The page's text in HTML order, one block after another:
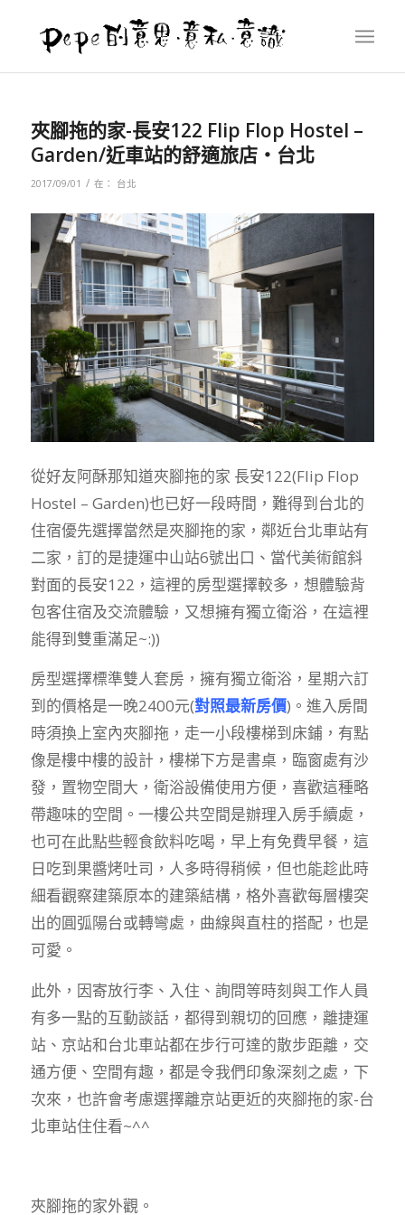
夾腳拖的家-長安122 Flip Flop Hostel –
Garden/近車站的舒適旅店‧台北
2017/09/01 / 在： 台北
從好友阿酥那知道夾腳拖的家 長安122(Flip Flop
Hostel – Garden)也已好一段時間，難得到台北的
住宿優先選擇當然是夾腳拖的家，鄰近台北車站有
二家，訂的是捷運中山站6號出口、當代美術館斜
對面的長安122，這裡的房型選擇較多，想體驗背
包客住宿及交流體驗，又想擁有獨立衛浴，在這裡
能得到雙重滿足~:))
房型選擇標準雙人套房，擁有獨立衛浴，星期六訂
到的價格是一晚2400元(對照最新房價)。進入房間
時須換上室內夾腳拖，走一小段樓梯到床鋪，有點
像是樓中樓的設計，樓梯下方是書桌，臨窗處有沙
發，置物空間大，衛浴設備使用方便，喜歡這種略
帶趣味的空間。一樓公共空間是辦理入房手續處，
也可在此點些輕食飲料吃喝，早上有免費早餐，這
日吃到果醬烤吐司，人多時得稍候，但也能趁此時
細看觀察建築原本的建築結構，格外喜歡每層樓突
出的圓弧陽台或轉彎處，曲線與直柱的搭配，也是
可愛。
此外，因寄放行李、入住、詢問等時刻與工作人員
有多一點的互動談話，都得到親切的回應，離捷運
站、京站和台北車站都在步行可達的散步距離，交
通方便、空間有趣，都是令我們印象深刻之處，下
次來，也許會考慮選擇離京站更近的夾腳拖的家-台
北車站住住看~^^
夾腳拖的家外觀。